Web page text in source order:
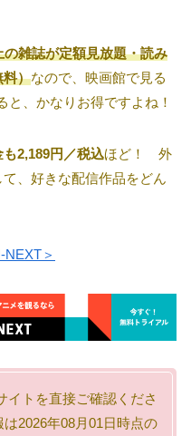
雑誌が定額見放題・読み
料）なので、映画館で見る
と、かなりお得ですよね！
も2,189円／税込ほど！ 外
、好きな配信作品をどん
＞
イトを直接ご確認くださ
2026年08月01日時点の